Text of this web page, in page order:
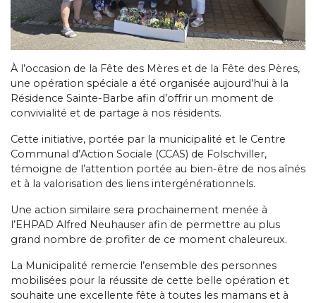
À l’occasion de la Fête des Mères et de la Fête des Pères,
une opération spéciale a été organisée aujourd’hui à la
Résidence Sainte-Barbe afin d’offrir un moment de
convivialité et de partage à nos résidents.
Cette initiative, portée par la municipalité et le Centre
Communal d’Action Sociale (CCAS) de Folschviller,
témoigne de l’attention portée au bien-être de nos aînés
et à la valorisation des liens intergénérationnels.
Une action similaire sera prochainement menée à
l’EHPAD Alfred Neuhauser afin de permettre au plus
grand nombre de profiter de ce moment chaleureux.
La Municipalité remercie l’ensemble des personnes
mobilisées pour la réussite de cette belle opération et
souhaite une excellente fête à toutes les mamans et à